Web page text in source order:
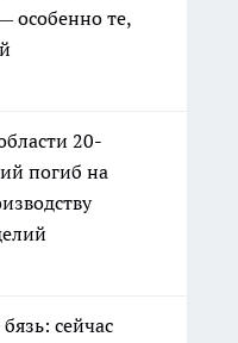
особенно те,
20-
погиб на
сейчас